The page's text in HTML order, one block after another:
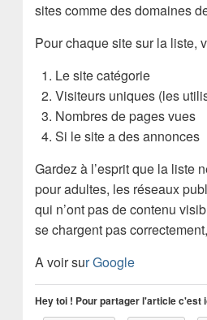
sites comme des domaines
Pour chaque site sur la liste,
Le site catégorie
Visiteurs uniques (les
Nombres de pages vues
Si le site a des annonces
Gardez à l’esprit que la liste
pour adultes, les réseaux
qui n’ont pas de contenu
se chargent pas
A voir sur Google
Hey toi ! Pour partager l'article c'est